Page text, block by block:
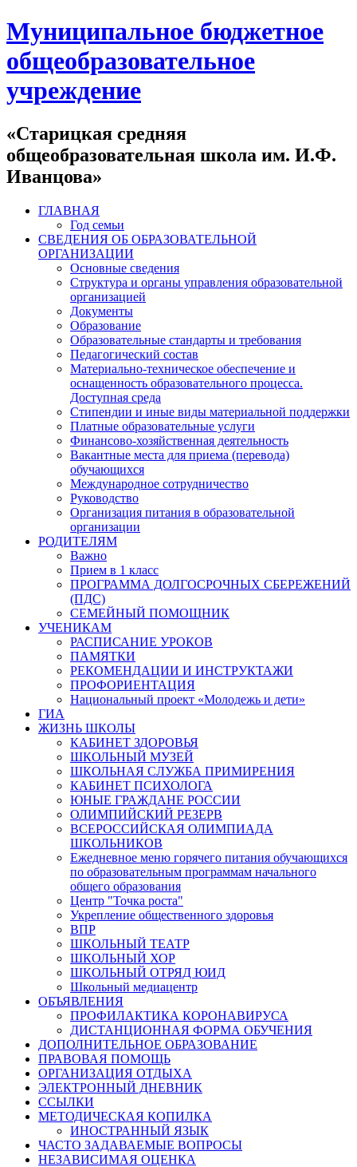
Муниципальное бюджетное
общеобразовательное
учреждение
«Старицкая средняя
общеобразовательная школа им. И.Ф.
Иванцова»
ГЛАВНАЯ
Год семьи
СВЕДЕНИЯ ОБ ОБРАЗОВАТЕЛЬНОЙ
ОРГАНИЗАЦИИ
Основные сведения
Структура и органы управления образовательной
организацией
Документы
Образование
Образовательные стандарты и требования
Педагогический состав
Материально-техническое обеспечение и
оснащенность образовательного процесса.
Доступная среда
Стипендии и иные виды материальной поддержки
Платные образовательные услуги
Финансово-хозяйственная деятельность
Вакантные места для приема (перевода)
обучающихся
Международное сотрудничество
Руководство
Организация питания в образовательной
организации
РОДИТЕЛЯМ
Важно
Прием в 1 класс
ПРОГРАММА ДОЛГОСРОЧНЫХ СБЕРЕЖЕНИЙ
(ПДС)
СЕМЕЙНЫЙ ПОМОЩНИК
УЧЕНИКАМ
РАСПИСАНИЕ УРОКОВ
ПАМЯТКИ
РЕКОМЕНДАЦИИ И ИНСТРУКТАЖИ
ПРОФОРИЕНТАЦИЯ
Национальный проект «Молодежь и дети»
ГИА
ЖИЗНЬ ШКОЛЫ
КАБИНЕТ ЗДОРОВЬЯ
ШКОЛЬНЫЙ МУЗЕЙ
ШКОЛЬНАЯ СЛУЖБА ПРИМИРЕНИЯ
КАБИНЕТ ПСИХОЛОГА
ЮНЫЕ ГРАЖДАНЕ РОССИИ
ОЛИМПИЙСКИЙ РЕЗЕРВ
ВСЕРОССИЙСКАЯ ОЛИМПИАДА
ШКОЛЬНИКОВ
Ежедневное меню горячего питания обучающихся
по образовательным программам начального
общего образования
Центр "Точка роста"
Укрепление общественного здоровья
ВПР
ШКОЛЬНЫЙ ТЕАТР
ШКОЛЬНЫЙ ХОР
ШКОЛЬНЫЙ ОТРЯД ЮИД
Школьный медиацентр
ОБЪЯВЛЕНИЯ
ПРОФИЛАКТИКА КОРОНАВИРУСА
ДИСТАНЦИОННАЯ ФОРМА ОБУЧЕНИЯ
ДОПОЛНИТЕЛЬНОЕ ОБРАЗОВАНИЕ
ПРАВОВАЯ ПОМОЩЬ
ОРГАНИЗАЦИЯ ОТДЫХА
ЭЛЕКТРОННЫЙ ДНЕВНИК
ССЫЛКИ
МЕТОДИЧЕСКАЯ КОПИЛКА
ИНОСТРАННЫЙ ЯЗЫК
ЧАСТО ЗАДАВАЕМЫЕ ВОПРОСЫ
НЕЗАВИСИМАЯ ОЦЕНКА